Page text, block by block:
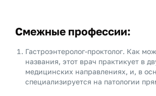
Смежные профессии:
Гастроэнтеролог-проктолог. Как
названия, этот врач практикует в
медицинских направлениях, и, в
специализируется на патологии